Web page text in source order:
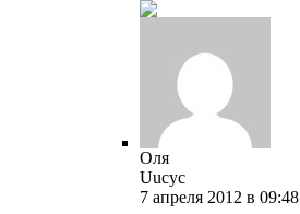
Оля
Uucyc
7 апреля 2012 в 09:48